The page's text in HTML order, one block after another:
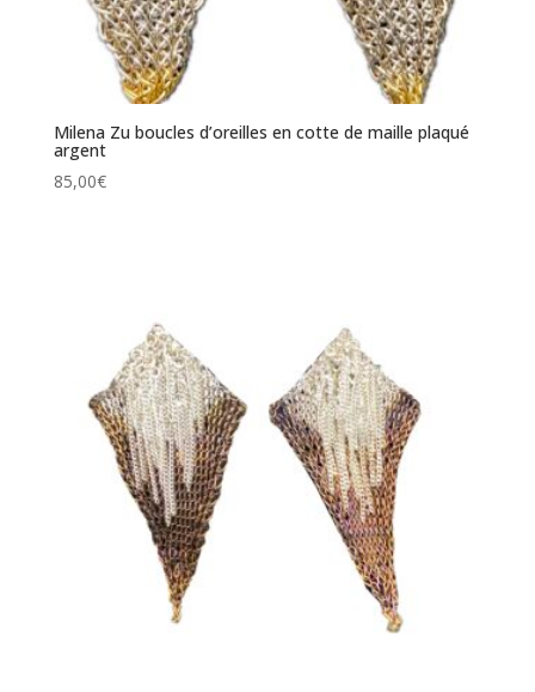
Milena Zu boucles d’oreilles en cotte de maille plaqué
argent
85,00€